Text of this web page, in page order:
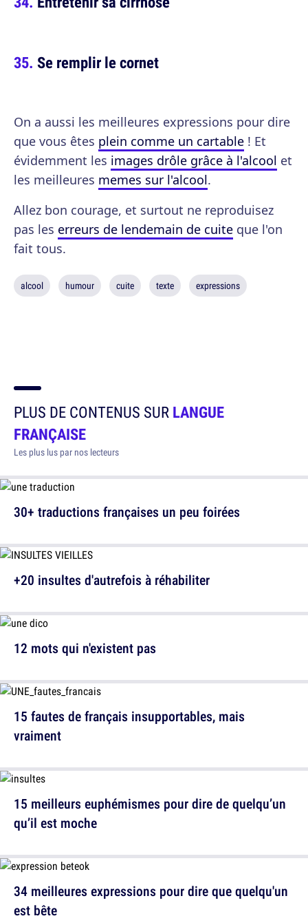
Se remplir le cornet
On a aussi les meilleures expressions pour dire
que vous êtes plein comme un cartable ! Et
évidemment les images drôle grâce à l'alcool et
les meilleures memes sur l'alcool.
Allez bon courage, et surtout ne reproduisez
pas les erreurs de lendemain de cuite que l'on
fait tous.
alcool humour cuite texte expressions
PLUS DE CONTENUS SURLANGUE
FRANÇAISE
Les plus lus par nos lecteurs
30+ traductions françaises un peu foirées
12 mots qui n'existent pas
15 meilleurs euphémismes pour dire de quelqu’un
qu’il est moche
+20 insultes d'autrefois à réhabiliter
15 fautes de français insupportables, mais
vraiment
34 meilleures expressions pour dire que quelqu'un
est bête